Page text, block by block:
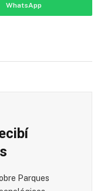
WhatsApp
Parques